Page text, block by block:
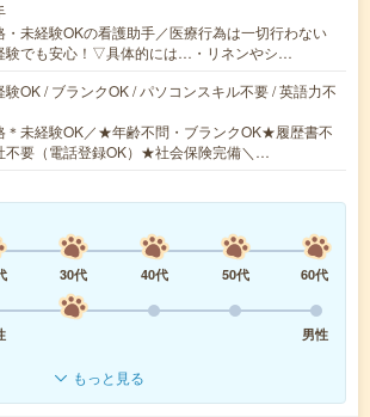
・未経験OKの看護助手／医療行為は一切行わない
験でも安心！▽具体的には…・リネンやシ…
験OK / ブランクOK / パソコンスキル不要 / 英語力不
＊未経験OK／★年齢不問・ブランクOK★履歴書不
不要（電話登録OK）★社会保険完備＼…
30代 40代 50代
60代
男性
もっと見る